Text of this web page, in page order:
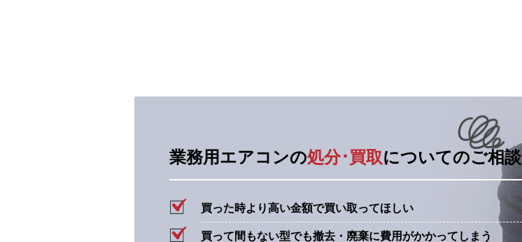
業務用エアコンの処分･買取についてのご相談
買った時より高い金額で買い取ってほしい
買って間もない型でも撤去・廃棄に費用がかかってしまう